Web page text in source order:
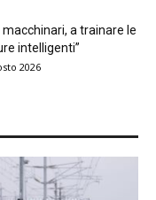
a trainare le
intelligenti”
2026